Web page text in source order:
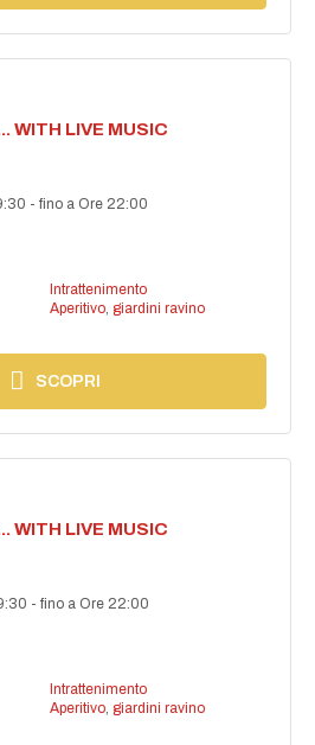
WITH LIVE MUSIC
-fino a Ore 22:00
Intrattenimento
Aperitivo, giardini ravino
SCOPRI
WITH LIVE MUSIC
-fino a Ore 22:00
Intrattenimento
Aperitivo, giardini ravino